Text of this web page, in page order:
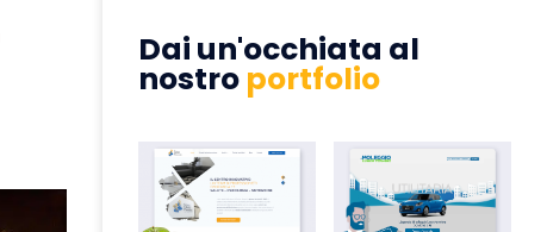
Dai un'occhiata al
nostro portfolio